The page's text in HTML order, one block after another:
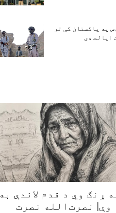
په پاکستان کې تر
ایالت دی
ړنګ وي د قدم لاندې به
وې| نصرت‌الله نصرت